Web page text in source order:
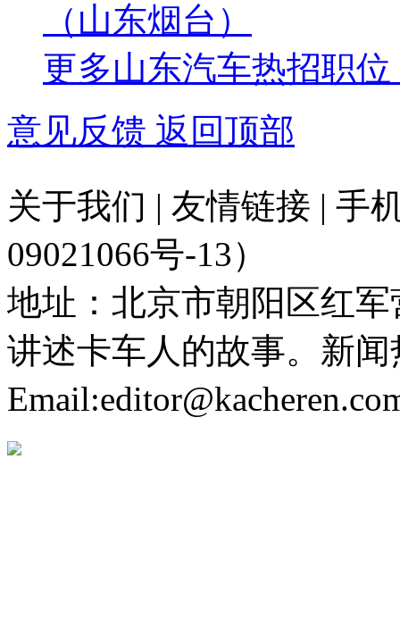
（山东烟台）
更多山东汽车热招职
意见反馈 返回顶部
关于我们 | 友情链接 | 手
09021066号-13）
地址：北京市朝阳区红
讲述卡车人的故事。新闻